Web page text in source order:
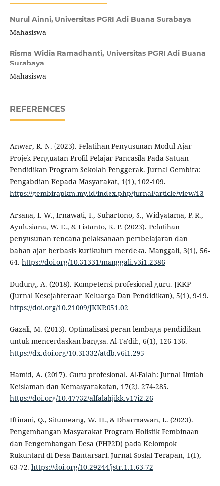
Nurul Ainni, Universitas PGRI Adi Buana Surabaya
Mahasiswa
Risma Widia Ramadhanti, Universitas PGRI Adi Buana
Surabaya
Mahasiswa
REFERENCES
Anwar, R. N. (2023). Pelatihan Penyusunan Modul Ajar
Projek Penguatan Profil Pelajar Pancasila Pada Satuan
Pendidikan Program Sekolah Penggerak. Jurnal Gembira:
Pengabdian Kepada Masyarakat, 1(1), 102-109.
https://gembirapkm.my.id/index.php/jurnal/article/view/13
Arsana, I. W., Irnawati, I., Suhartono, S., Widyatama, P. R.,
Ayulusiana, W. E., & Listanto, K. P. (2023). Pelatihan
penyusunan rencana pelaksanaan pembelajaran dan
bahan ajar berbasis kurikulum merdeka. Manggali, 3(1), 56-
64. https://doi.org/10.31331/manggali.v3i1.2386
Dudung, A. (2018). Kompetensi profesional guru. JKKP
(Jurnal Kesejahteraan Keluarga Dan Pendidikan), 5(1), 9-19.
https://doi.org/10.21009/JKKP.051.02
Gazali, M. (2013). Optimalisasi peran lembaga pendidikan
untuk mencerdaskan bangsa. Al-Ta'dib, 6(1), 126-136.
https://dx.doi.org/10.31332/atdb.v6i1.295
Hamid, A. (2017). Guru profesional. Al-Falah: Jurnal Ilmiah
Keislaman dan Kemasyarakatan, 17(2), 274-285.
https://doi.org/10.47732/alfalahjikk.v17i2.26
Iftinani, Q., Situmeang, W. H., & Dharmawan, L. (2023).
Pengembangan Masyarakat Program Holistik Pembinaan
dan Pengembangan Desa (PHP2D) pada Kelompok
Rukuntani di Desa Bantarsari. Jurnal Sosial Terapan, 1(1),
63-72. https://doi.org/10.29244/jstr.1.1.63-72